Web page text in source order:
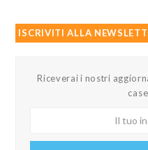
ISCRIVITI ALLA
Riceverai i nostri